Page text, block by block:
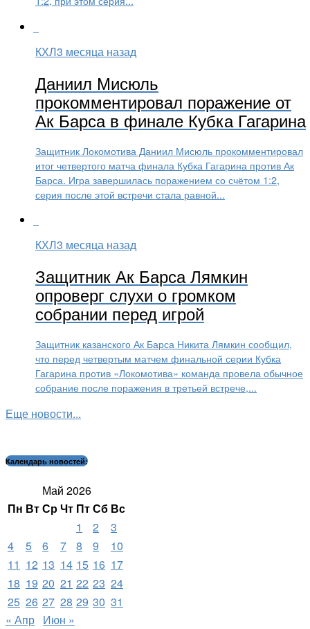
КХЛ3 месяца назад
Даниил Мисюль
прокомментировал поражение от
Ак Барса в финале Кубка Гагарина
Защитник Локомотива Даниил Мисюль прокомментировал
итог четвертого матча финала Кубка Гагарина против Ак
Барса. Игра завершилась поражением со счётом 1:2,
серия после этой встречи стала равной...
КХЛ3 месяца назад
Защитник Ак Барса Лямкин
опроверг слухи о громком
собрании перед игрой
Защитник казанского Ак Барса Никита Лямкин сообщил,
что перед четвертым матчем финальной серии Кубка
Гагарина против «Локомотива» команда провела обычное
собрание после поражения в третьей встрече,...
Еще новости...
Календарь новостей:
Май 2026
Пн ВтСрЧт ПтСб Вс
1
2
3
4
5 6 7 8 9
10
11 12 13 14 15 16 17
18 19 20 21 22 23 24
25 26 27 28 29 30 31
« Апр Июн »